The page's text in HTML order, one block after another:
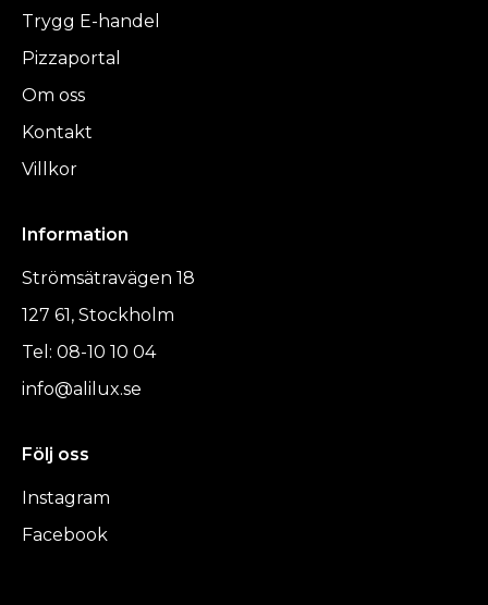
Trygg E-handel
Pizzaportal
Om oss
Kontakt
Villkor
Information
Strömsätravägen 18
127 61, Stockholm
Tel: 08-10 10 04
info@alilux.se
Följ oss
Instagram
Facebook